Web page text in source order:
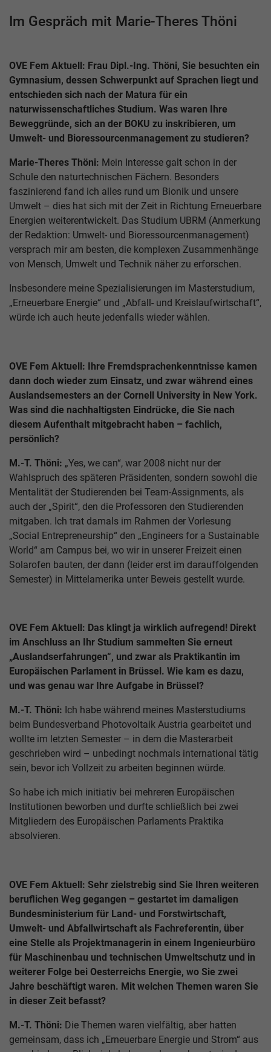
Im Gespräch mit Marie-Theres Thöni
OVE Fem Aktuell: Frau Dipl.-Ing. Thöni, Sie besuchten ein
Gymnasium, dessen Schwerpunkt auf Sprachen liegt und
entschieden sich nach der Matura für ein
naturwissenschaftliches Studium. Was waren Ihre
Beweggründe, sich an der BOKU zu inskribieren, um
Umwelt- und Bioressourcenmanagement zu studieren?
Marie-Theres Thöni: Mein Interesse galt schon in der
Schule den naturtechnischen Fächern. Besonders
faszinierend fand ich alles rund um Bionik und unsere
Umwelt – dies hat sich mit der Zeit in Richtung Erneuerbare
Energien weiterentwickelt. Das Studium UBRM (Anmerkung
der Redaktion: Umwelt- und Bioressourcenmanagement)
versprach mir am besten, die komplexen Zusammenhänge
von Mensch, Umwelt und Technik näher zu erforschen.
Insbesondere meine Spezialisierungen im Masterstudium,
„Erneuerbare Energie“ und „Abfall- und Kreislaufwirtschaft“,
würde ich auch heute jedenfalls wieder wählen.
OVE Fem Aktuell: Ihre Fremdsprachenkenntnisse kamen
dann doch wieder zum Einsatz, und zwar während eines
Auslandsemesters an der Cornell University in New York.
Was sind die nachhaltigsten Eindrücke, die Sie nach
diesem Aufenthalt mitgebracht haben – fachlich,
persönlich?
M.-T. Thöni: „Yes, we can“, war 2008 nicht nur der
Wahlspruch des späteren Präsidenten, sondern sowohl die
Mentalität der Studierenden bei Team-Assignments, als
auch der „Spirit“, den die Professoren den Studierenden
mitgaben. Ich trat damals im Rahmen der Vorlesung
„Social Entrepreneurship“ den „Engineers for a Sustainable
World“ am Campus bei, wo wir in unserer Freizeit einen
Solarofen bauten, der dann (leider erst im darauffolgenden
Semester) in Mittelamerika unter Beweis gestellt wurde.
OVE Fem Aktuell: Das klingt ja wirklich aufregend! Direkt
im Anschluss an Ihr Studium sammelten Sie erneut
„Auslandserfahrungen“, und zwar als Praktikantin im
Europäischen Parlament in Brüssel. Wie kam es dazu,
und was genau war Ihre Aufgabe in Brüssel?
M.-T. Thöni: Ich habe während meines Masterstudiums
beim Bundesverband Photovoltaik Austria gearbeitet und
wollte im letzten Semester – in dem die Masterarbeit
geschrieben wird – unbedingt nochmals international tätig
sein, bevor ich Vollzeit zu arbeiten beginnen würde.
So habe ich mich initiativ bei mehreren Europäischen
Institutionen beworben und durfte schließlich bei zwei
Mitgliedern des Europäischen Parlaments Praktika
absolvieren.
OVE Fem Aktuell: Sehr zielstrebig sind Sie Ihren weiteren
beruflichen Weg gegangen – gestartet im damaligen
Bundesministerium für Land- und Forstwirtschaft,
Umwelt- und Abfallwirtschaft als Fachreferentin, über
eine Stelle als Projektmanagerin in einem Ingenieurbüro
für Maschinenbau und technischen Umweltschutz und in
weiterer Folge bei Oesterreichs Energie, wo Sie zwei
Jahre beschäftigt waren. Mit welchen Themen waren Sie
in dieser Zeit befasst?
M.-T. Thöni: Die Themen waren vielfältig, aber hatten
gemeinsam, dass ich „Erneuerbare Energie und Strom“ aus